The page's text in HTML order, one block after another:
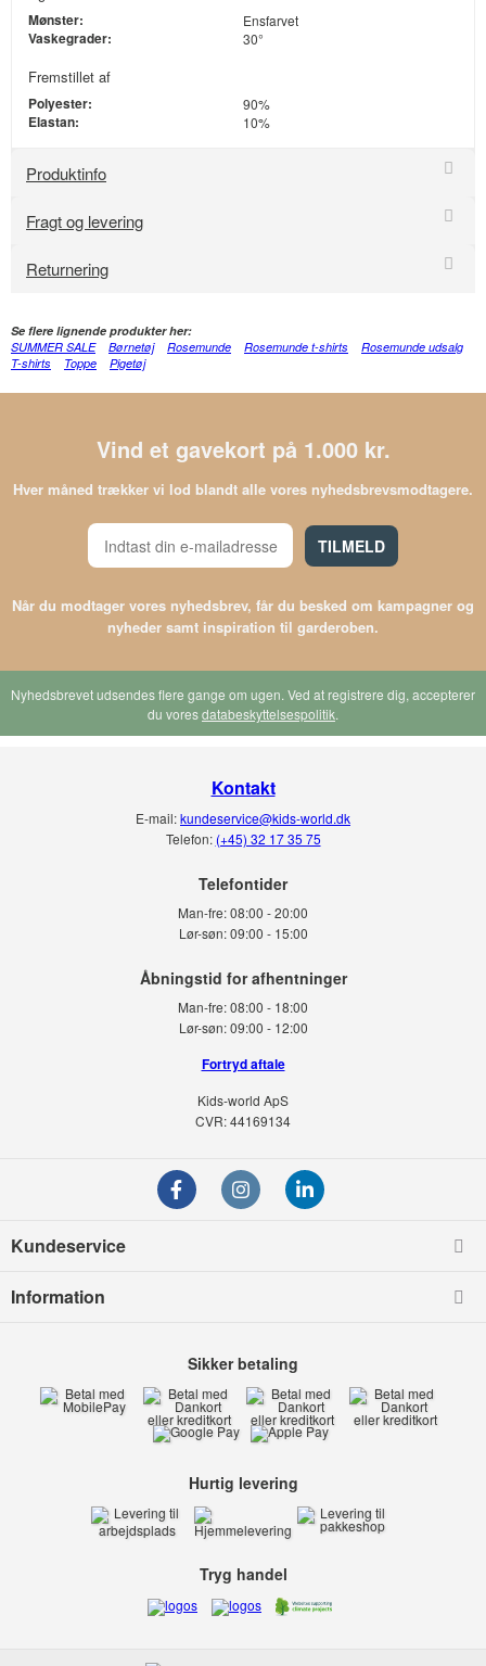
Mønster: Ensfarvet
Vaskegrader: 30°
Fremstillet af
Polyester: 90%
Elastan: 10%
Produktinfo
Fragt og levering
Returnering
Se flere lignende produkter her:
SUMMER SALE
Børnetøj Rosemunde Rosemunde t-shirts
Rosemunde udsalg
T-shirts
Toppe Pigetøj
Vind et gavekort på 1.000 kr.
Hver måned trækker vi lod blandt alle vores nyhedsbrevsmodtagere.
TILMELD
Når du modtager vores nyhedsbrev, får du besked om kampagner og
nyheder samt inspiration til garderoben.
Nyhedsbrevet udsendes flere gange om ugen. Ved at registrere dig, accepterer
du voresdatabeskyttelsespolitik.
Kontakt
E-mail:kundeservice@kids-world.dk
Telefon: (+45) 32 17 35 75
Telefontider
Man-fre:08:00 - 20:00
Lør-søn: 09:00 - 15:00
Man-fre:08:00 - 18:00
Lør-søn:09:00 - 12:00
Fortryd aftale
Kids-world ApS
CVR: 44169134
Kundeservice
Information
Sikker betaling
Hurtig levering
Tryg handel